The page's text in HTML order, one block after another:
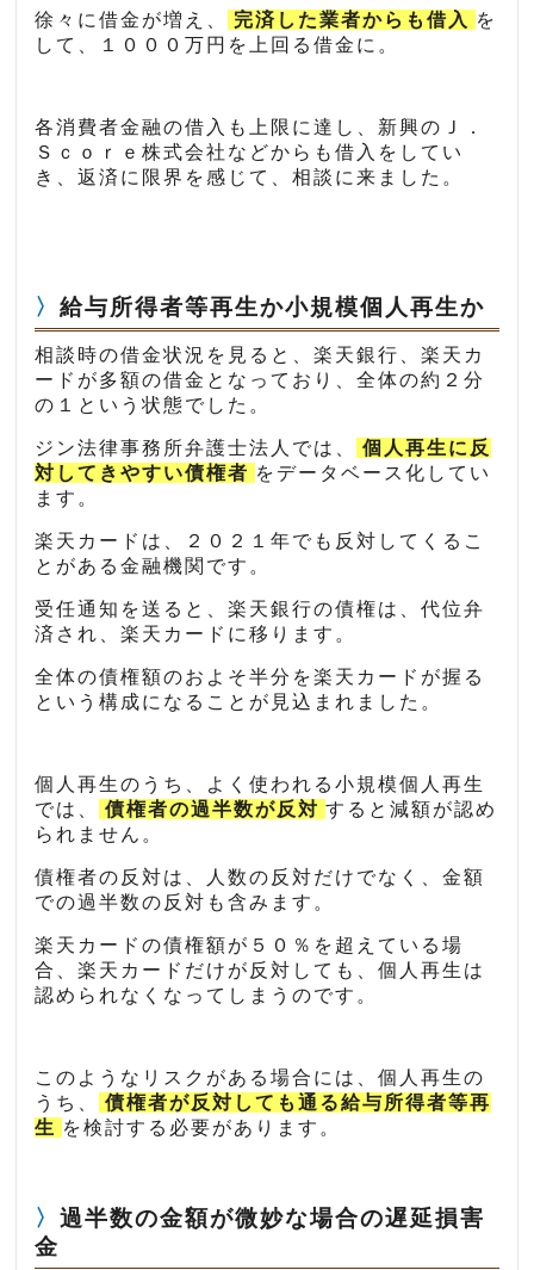
徐々に借金が増え、 完済した業者からも借入 を
して、１０００万円を上回る借金に。
各消費者金融の借入も上限に達し、新興のＪ．
Ｓｃｏｒｅ株式会社などからも借入をしてい
き、返済に限界を感じて、相談に来ました。
給与所得者等再生か小規模個人再生か
相談時の借金状況を見ると、楽天銀行、楽天カ
ードが多額の借金となっており、全体の約２分
の１という状態でした。
ジン法律事務所弁護士法人では、
個人再生に反
対してきやすい債権者 をデータベース化してい
ます。
楽天カードは、２０２１年でも反対してくるこ
とがある金融機関です。
受任通知を送ると、楽天銀行の債権は、代位弁
済され、楽天カードに移ります。
全体の債権額のおよそ半分を楽天カードが握る
という構成になることが見込まれました。
個人再生のうち、よく使われる小規模個人再生
では、
債権者の過半数が反対 すると減額が認め
られません。
債権者の反対は、人数の反対だけでなく、金額
での過半数の反対も含みます。
楽天カードの債権額が５０％を超えている場
合、楽天カードだけが反対しても、個人再生は
認められなくなってしまうのです。
このようなリスクがある場合には、個人再生の
うち、
債権者が反対しても通る給与所得者等再
生 を検討する必要があります。
過半数の金額が微妙な場合の遅延損害
金